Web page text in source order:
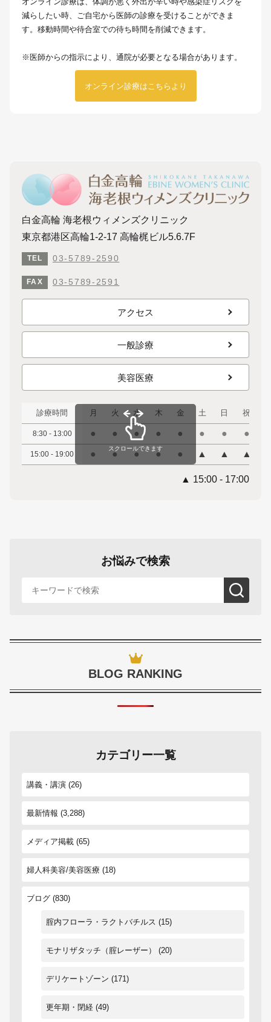
減らしたい時、ご自宅から医師の診療を受けることができま
す。移動時間や待合室での待ち時間を削減できます。
※医師からの指示により、通院が必要となる場合があります。
オンライン診療はこちらより
白金高輪 海老根ウィメンズクリニック
東京都港区高輪1-2-17 高輪梶ビル5.6.7F
TEL 03-5789-2590
FAX 03-5789-2591
アクセス
一般診療
美容医療
診療時間 月 火 水 木 金 土 日 祝
8:30 - 13:00 ● ● ● ● ● ● ● ●
15:00 - 19:00 ● ● ● ● ● ▲ ▲ ▲
スクロールできます
▲ 15:00 - 17:00
お悩みで検索
BLOG RANKING
カテゴリー一覧
講義・講演 (26)
最新情報 (3,288)
メディア掲載 (65)
婦人科美容/美容医療 (18)
ブログ (830)
腟内フローラ・ラクトバチルス (15)
モナリザタッチ（腟レーザー） (20)
デリケートゾーン (171)
更年期・閉経 (49)